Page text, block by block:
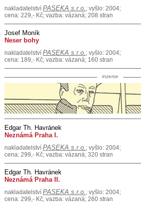
nakladatelství PASEKA s.r.o. ; vyšlo: 2004;
cena: 229,- Kč; vazba: vázaná; 208 stran
Josef Moník
Neser bohy
nakladatelství PASEKA s.r.o. ; vyšlo: 2004;
cena: 189,- Kč; vazba: vázaná; 160 stran
inzerce
Edgar Th. Havránek
Neznámá Praha I.
nakladatelství PASEKA s.r.o. ; vyšlo: 2004;
cena: 299,- Kč; vazba: vázaná; 320 stran
Edgar Th. Havránek
Neznámá Praha II.
nakladatelství PASEKA s.r.o. ; vyšlo: 2004;
cena: 299,- Kč; vazba: vázaná; 260 stran